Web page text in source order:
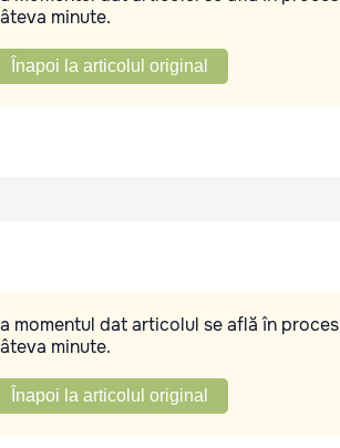
minute.
Înapoi la articolul original
momentul dat articolul se află în
minute.
Înapoi la articolul original